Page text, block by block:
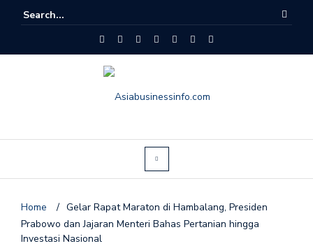
Home / Gelar Rapat Maraton di Hambalang, Presiden
Prabowo dan Jajaran Menteri Bahas Pertanian hingga
Investasi Nasional